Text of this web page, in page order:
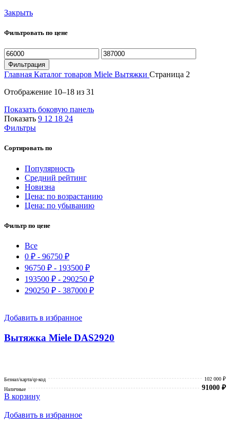
Закрыть
Фильтровать по цене
Минимальная
цена
Максимальная
цена
Фильтрация
Главная Каталог товаров Miele Вытяжки Страница 2
Отображение 10–18 из 31
Показать боковую панель
Показать 9 12 18 24
Фильтры
Сортировать по
Популярность
Средний рейтинг
Новизна
Цена: по возрастанию
Цена: по убыванию
Фильтр по цене
Все
0 ₽ - 96750 ₽
96750 ₽ - 193500 ₽
193500 ₽ - 290250 ₽
290250 ₽ - 387000 ₽
Добавить в избранное
Вытяжка Miele DAS2920
Безнал/карта/qr-код
102 000 ₽
Наличные
91000 ₽
В корзину
Добавить в избранное